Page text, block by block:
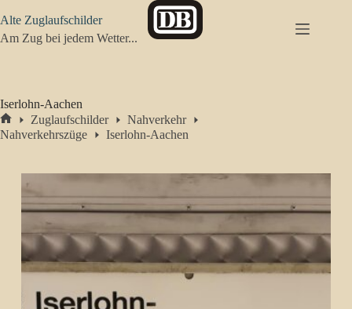
Inhalt
springen
Alte Zuglaufschilder
Am Zug bei jedem Wetter...
Iserlohn-Aachen
Start
Zuglaufschilder
Nahverkehr
Nahverkehrszüge
Iserlohn-Aachen